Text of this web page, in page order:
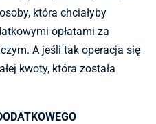
która chciałyby
opłatami za
A jeśli tak operacja się
kwoty, która została